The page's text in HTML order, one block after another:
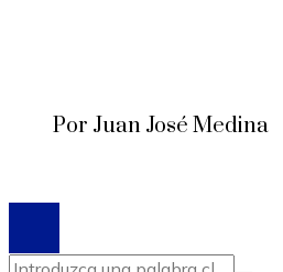
Por Juan José Medina